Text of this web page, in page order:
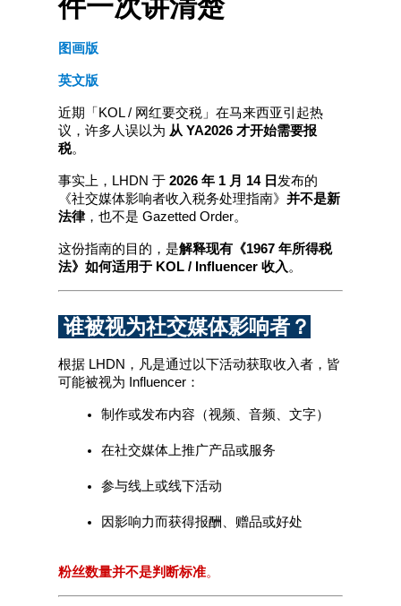
图画版
英文版
近期「KOL / 网红要交税」在马来西亚引起热
议，许多人误以为 从 YA2026 才开始需要报
税。
事实上，LHDN 于 2026 年 1 月 14 日 发布的
《社交媒体影响者收入税务处理指南》并不是新
法律 ，也不是 Gazetted Order。
这份指南的目的，是解释现有《1967 年所得税
法》如何适用于 KOL / Influencer 收入 。
谁被视为社交媒体影响者？
根据 LHDN，凡是通过以下活动获取收入者，皆
可能被视为 Influencer：
制作或发布内容（视频、音频、文字）
在社交媒体上推广产品或服务
参与线上或线下活动
因影响力而获得报酬、赠品或好处
粉丝数量并不是判断标准。